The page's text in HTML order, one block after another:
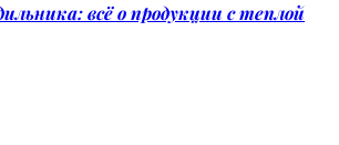
всё о продукции с теплой